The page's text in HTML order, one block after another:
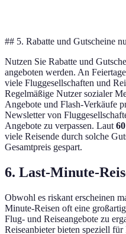
## 5. Rabatte und Gutscheine
Nutzen Sie Rabatte und
angeboten werden. An
viele Fluggesellschaften und
Regelmäßige Nutzer sozialer
Angebote und Flash-Verkäufe
Newsletter von
Angebote zu verpassen. Laut
viele Reisende durch solche
Gesamtpreis gespart.
6. Last-Minute-
Obwohl es riskant erscheinen
Minute-Reisen oft eine
Flug- und Reiseangebote zu
Reiseanbieter bieten speziell